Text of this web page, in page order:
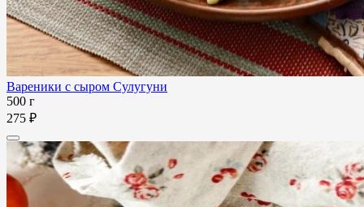
Вареники с сыром Сулугуни
500 г
275 ₽